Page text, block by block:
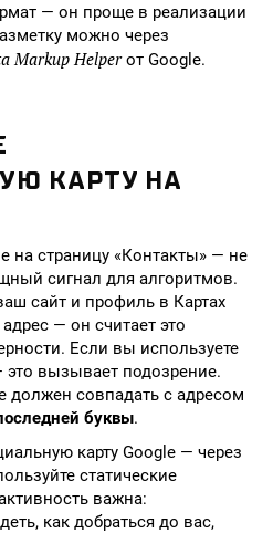
— он проще в реализации
можно через
Markup Helperот Google.
КАРТУ НА
на страницу «Контакты» — не
сигнал для алгоритмов.
сайт и профиль в Картах
— он считает это
Если вы используете
это вызывает подозрение.
должен совпадать с адресом
буквы.
карту Google — через
статические
важна:
как добраться до вас,